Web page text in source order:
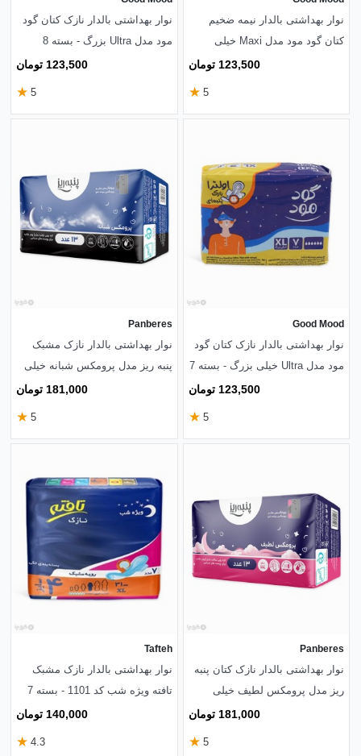
نوار بهداشتی بالدار نیمه ضخیم
کتان گود مود مدل Maxi خیلی
123,500 تومان
5
★
نوار بهداشتی بالدار نازک کتان گود
مود مدل Ultra بزرگ - بسته 8
123,500 تومان
5
★
Good Mood
نوار بهداشتی بالدار نازک کتان گود
مود مدل Ultra خیلی بزرگ - بسته 7
123,500 تومان
5
★
Panberes
نوار بهداشتی بالدار نازک مشبک
پنبه ریز مدل پرومکس شبانه خیلی
181,000 تومان
5
★
Panberes
نوار بهداشتی بالدار نازک کتان پنبه
ریز مدل پرومکس لطیف خیلی
181,000 تومان
5
★
Tafteh
نوار بهداشتی بالدار نازک مشبک
تافته ویژه شب کد 1101 - بسته 7
140,000 تومان
4.3
★